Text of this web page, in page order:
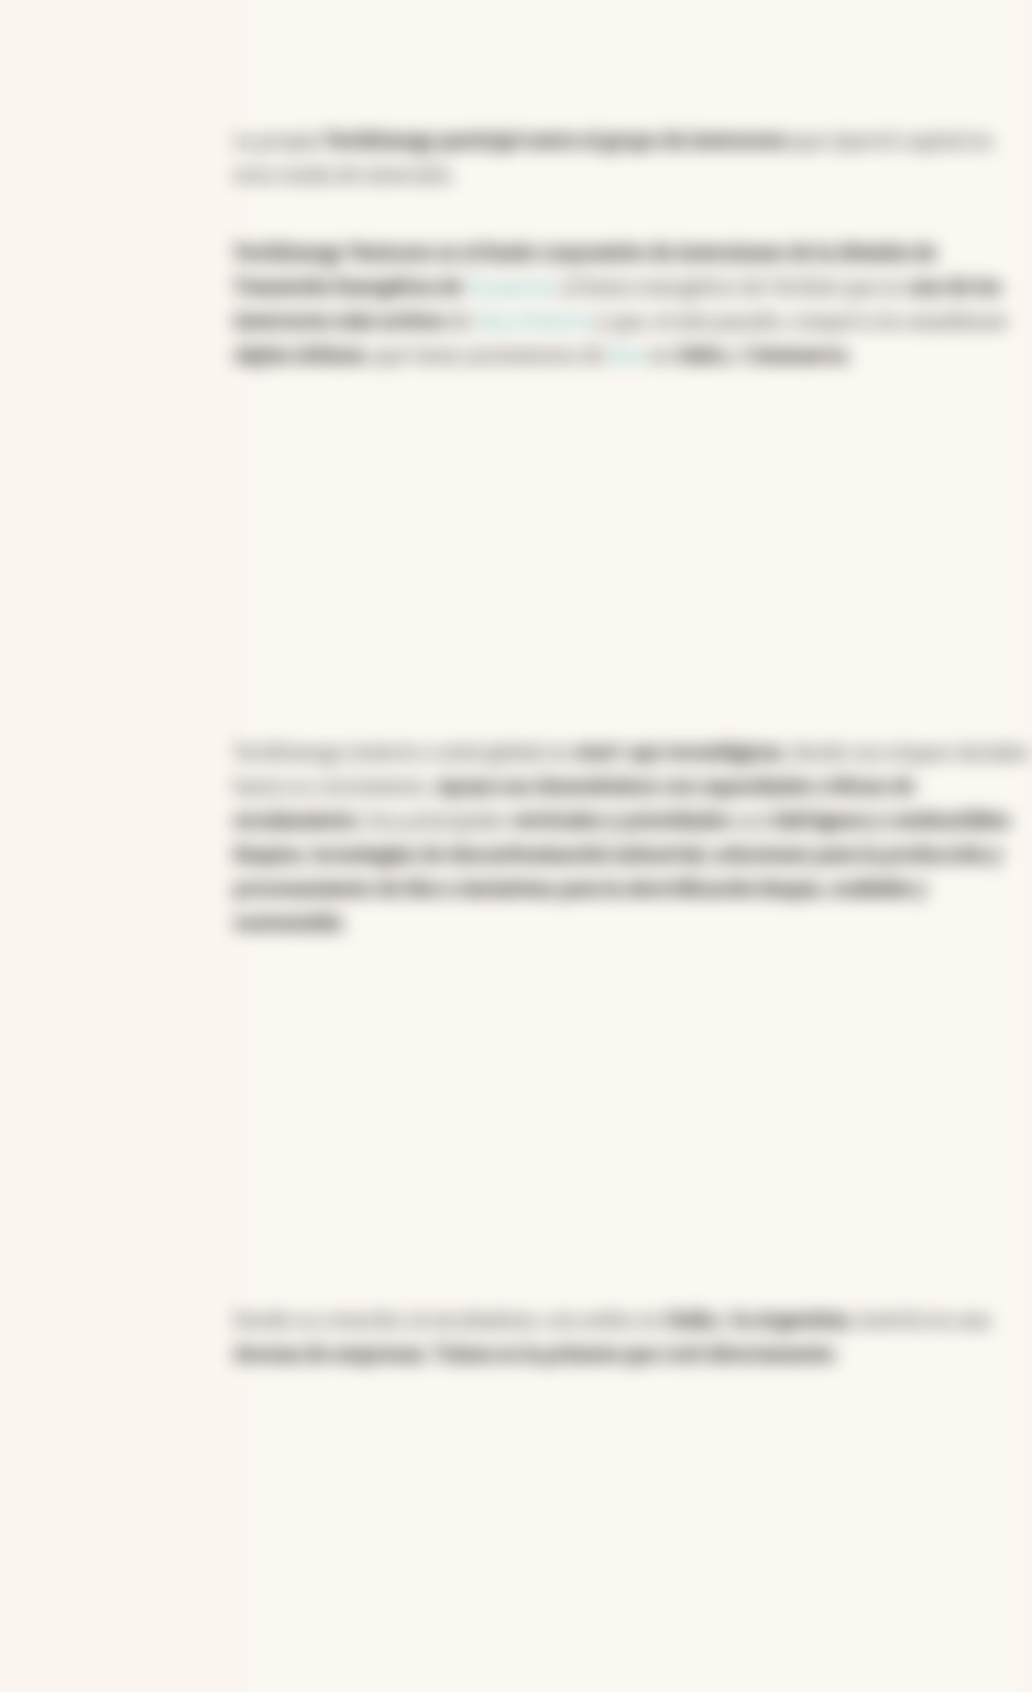
TechEnergy participó entre el grupo de inversores
TechEnergy Ventures es el fondo corporativo de inversiones de la división de
Transición Energética de
uno de los
inversores más activos
Alpha Lithium
Salta Catamarca.
start-ups tecnológicas
Apoya sus desembolsos con capacidades críticas de
escalamiento.
verticales y prioridades
hidrógeno y combustibles
limpios, tecnologías de descarbonización industrial, soluciones para la producción y
procesamiento de litio e iniciativas para la electrificación limpia, confiable y
sustentable
Italia la Argentina
docena de empresas
Tulum es la primera que creó directamente